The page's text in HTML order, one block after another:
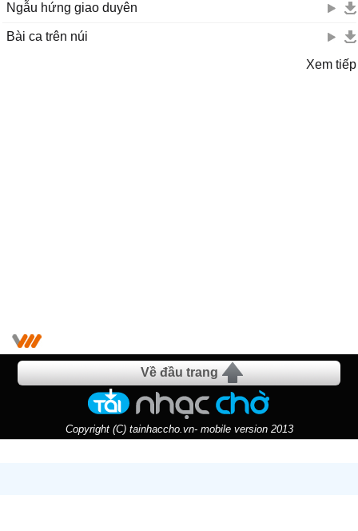
Ngẫu hứng giao duyên
Bài ca trên núi
Xem tiếp
Về đầu trang
Copyright (C) tainhaccho.vn- mobile version 2013